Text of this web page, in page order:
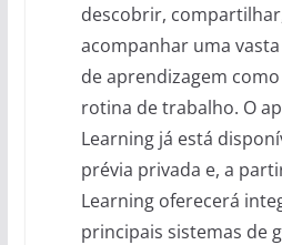
descobrir,
acompanhar uma
de aprendizagem
rotina de trabalho. O
Learning já está
prévia privada e, a
Learning oferecerá
principais sistemas de